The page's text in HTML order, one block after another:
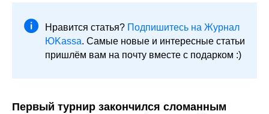
Нравится статья? Подпишитесь на Журнал
ЮKassa. Самые новые и интересные статьи
пришлём вам на почту вместе с подарком :)
Первый турнир закончился сломанным